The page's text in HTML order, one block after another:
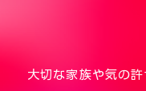
大切な家族や気の